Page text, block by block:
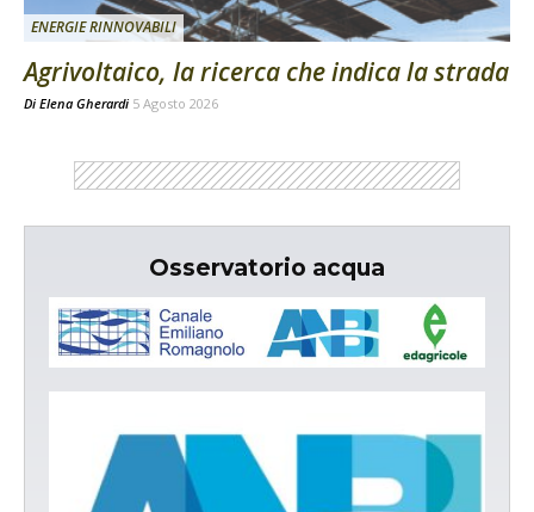
ENERGIE RINNOVABILI
Agrivoltaico, la ricerca che indica la strada
Di Elena Gherardi 5 Agosto 2026
Osservatorio acqua